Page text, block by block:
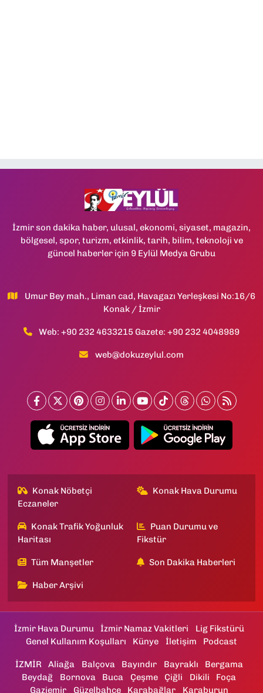
İzmir son dakika haber, ulusal, ekonomi, siyaset, magazin,
bölgesel, spor, turizm, etkinlik, tarih, bilim, teknoloji ve
güncel haberler için 9 Eylül Medya Grubu
Umur Bey mah., Liman cad, Havagazı Yerleşkesi No:16/6
Konak / İzmir
Web: +90 232 4633215 Gazete: +90 232 4048989
web@dokuzeylul.com
Konak Nöbetçi
Eczaneler
Konak Hava Durumu
Konak Trafik Yoğunluk
Haritası
Puan Durumu ve
Fikstür
Tüm Manşetler Son Dakika Haberleri
Haber Arşivi
İzmir Hava Durumu İzmir Namaz Vakitleri
Lig Fikstürü
Genel Kullanım Koşulları
Künye İletişim Podcast
İZMİR Aliağa Balçova Bayındır Bayraklı
Bergama
Beydağ
Bornova Buca Çeşme Çiğli Dikili
Foça
Gaziemir
Güzelbahçe Karabağlar Karaburun